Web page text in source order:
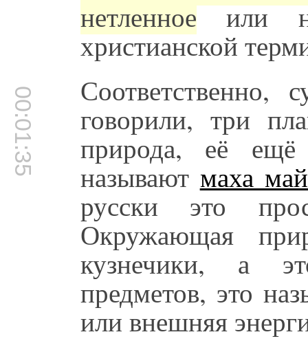
нетленноеили
христианской
00:01:35 Соответственно,
говорили, три
природа, её ещё
называют маха
русски это
Окружающая
кузнечики, а
предметов, это
или внешняя